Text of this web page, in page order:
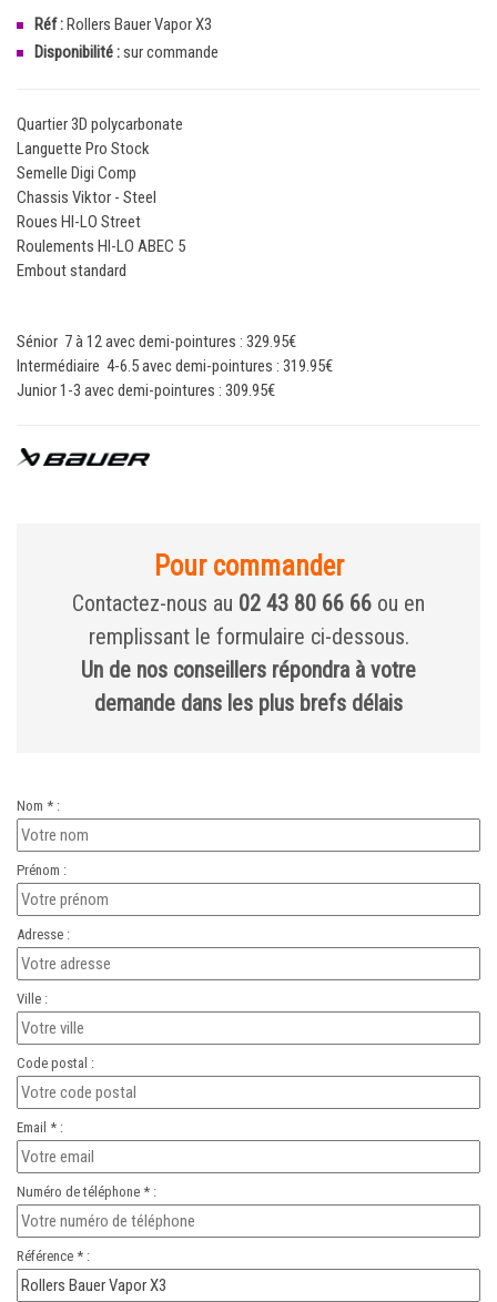
Réf :Rollers Bauer Vapor X3
Disponibilité :sur commande
Quartier 3D polycarbonate
Languette Pro Stock
Semelle Digi Comp
Chassis Viktor - Steel
Roues HI-LO Street
Roulements HI-LO ABEC 5
Embout standard
Sénior 7 à 12 avec demi-pointures : 329.95€
Intermédiaire 4-6.5 avec demi-pointures : 319.95€
Junior 1-3 avec demi-pointures : 309.95€
Pour commander
Contactez-nous au 02 43 80 66 66 ou en
remplissant le formulaire ci-dessous.
Un de nos conseillers répondra à votre
demande dans les plus brefs délais
Nom * :
Prénom :
Adresse :
Ville :
Code postal :
Email * :
Numéro de téléphone * :
Référence * :